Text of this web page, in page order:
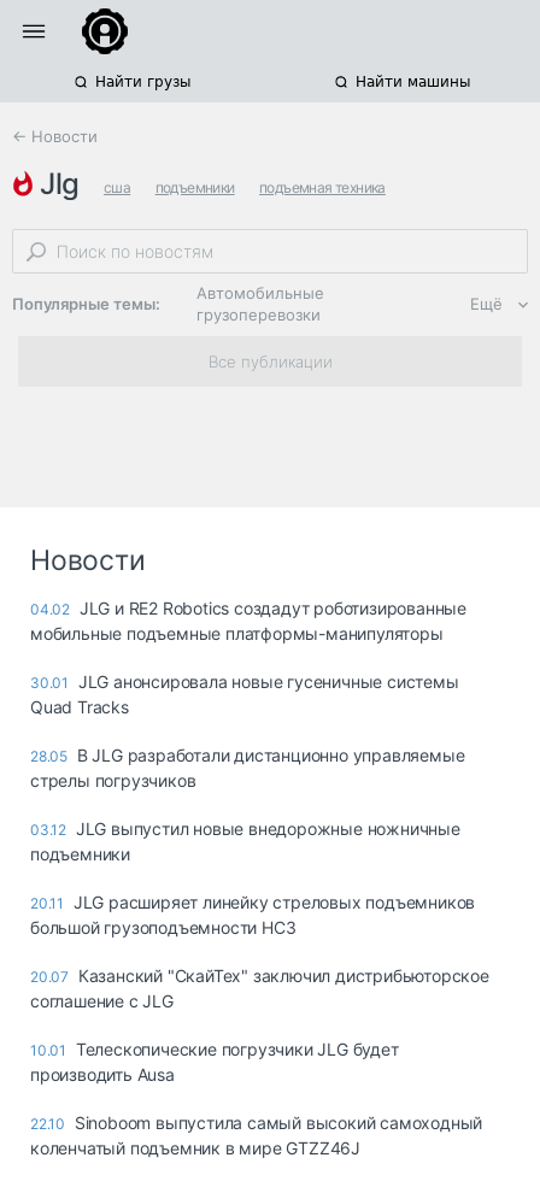
Найти грузы Найти машины
← Новости
jlg сша подъемники подъемная техника
Популярные темы:
Автомобильные
грузоперевозки
Региональная
логистика
опасные грузы
страхование
Склады и
Коммерческий
Спецтехника
запчасти, шины
Ещё
Все публикации
Новости
04.02 JLG и RE2 Robotics создадут роботизированные
мобильные подъемные платформы-манипуляторы
30.01
JLG анонсировала новые гусеничные системы
Quad Tracks
28.05 В JLG разработали дистанционно управляемые
стрелы погрузчиков
03.12 JLG выпустил новые внедорожные ножничные
подъемники
20.11
JLG расширяет линейку стреловых подъемников
большой грузоподъемности HC3
20.07
Казанский "СкайТех" заключил дистрибьюторское
соглашение с JLG
10.01
Телескопические погрузчики JLG будет
производить Ausa
22.10
Sinoboom выпустила самый высокий самоходный
коленчатый подъемник в мире GTZZ46J